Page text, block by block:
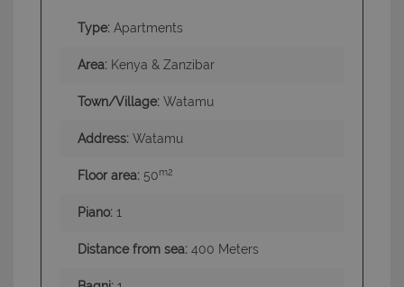
Type: Apartments
Area: Kenya & Zanzibar
Town/Village: Watamu
Address: Watamu
Floor area: 50m2
Piano: 1
Distance from sea: 400 Meters